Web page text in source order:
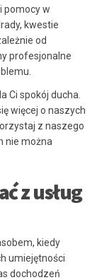
pomocy w
kwestie
od
profesjonalne
Ci spokój ducha.
więcej o naszych
z naszego
nie można
z usług
kiedy
umiejętności
dochodzeń